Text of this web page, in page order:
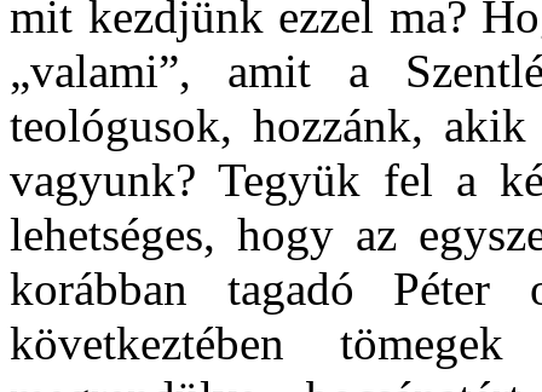
mit kezdjünk ezzel ma?
„valami”, amit a
teológusok, hozzánk,
vagyunk? Tegyük fel a
lehetséges, hogy az
korábban tagadó Péter
következtében